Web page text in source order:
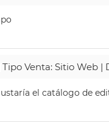
Tipo Venta: Sitio Web |
el catálogo de